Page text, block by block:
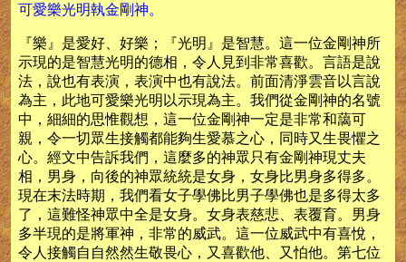
可愛樂光明執金剛神。
『樂』是愛好、好樂；『光明』是智慧。這一位金剛神所
示現的是智慧光明的德相，令人見到非常喜歡。言語是說
法，說也有表演，表演中也有說法。前面清淨雲音以言說
為主，此地可愛樂光明以示現為主。我們從金剛神的名號
中，細細的思惟觀想，這一位金剛神一定是非常和藹可
親，令一切眾生接觸都能夠生愛慕之心，同時又生畏懼之
心。經文中告訴我們，這麼多的神眾只有金剛神現丈夫
相，男身，向後的神眾統統是女身，女身比男身多得多。
現在末法時期，我們看女子學佛比男子學佛也是多得太多
了，這難怪神眾中全是女身。女身表慈悲、表覆育。男身
多半現的是將軍神，非常的威武。這一位威武中有喜悅，
令人接觸自自然然生敬畏心，又喜歡他、又怕他。第七位